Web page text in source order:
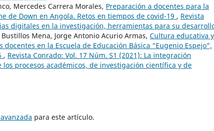
Mercedes Carrera Morales, Preparación a docentes para la
de Down en Angola. Retos en tiempos de covid-19 , Revista
digitales en la investigación, herramientas para su
Mena, Jorge Antonio Acurio Armas, Cultura educativa
en la Escuela de Educación Básica “Eugenio Espejo”,
, Revista Conrado: Vol. 17 Núm. S1 (2021): La integración
procesos académicos, de investigación científica y de
para este artículo.